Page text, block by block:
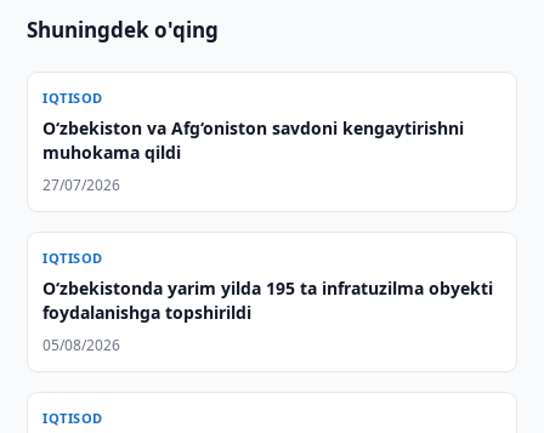
Shuningdek o'qing
IQTISOD
O‘zbekiston va Afg‘oniston savdoni kengaytirishni
muhokama qildi
27/07/2026
IQTISOD
O‘zbekistonda yarim yilda 195 ta infratuzilma obyekti
foydalanishga topshirildi
05/08/2026
IQTISOD